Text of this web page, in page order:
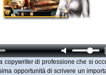
copywriter di professione che si
opportunità di scrivere un